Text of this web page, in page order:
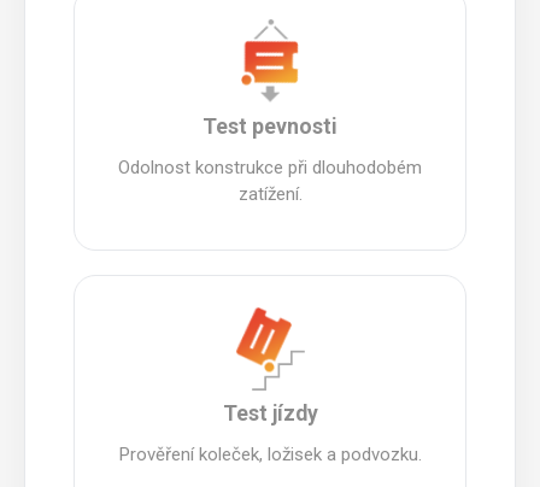
Test pevnosti
Odolnost konstrukce při dlouhodobém
zatížení.
Test jízdy
Prověření koleček, ložisek a podvozku.